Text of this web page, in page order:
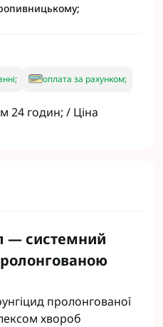
оплата за рахунком;
24 годин; / Ціна
— системний
пролонгованої
хвороб